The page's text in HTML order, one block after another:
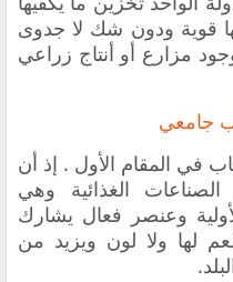
قوية ودون شك لا جدوى
مزارع أو أنتاج زراعي
جامعي
في المقام الأول . إذ أن
الغذائية وهي
وعنصر فعال يشارك
لها ولا لون ويزيد من